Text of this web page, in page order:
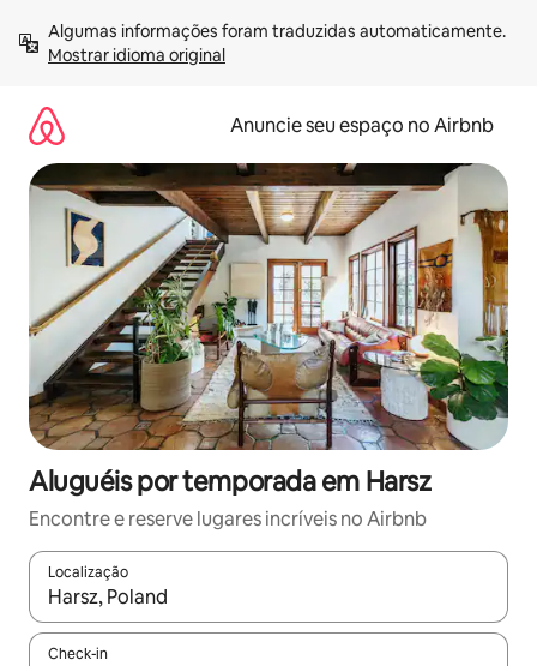
para
Mostrar idioma original
Anuncie seu espaço no Airbnb
Aluguéis por temporada em Harsz
Encontre e reserve lugares incríveis no Airbnb
Localização
Quando os resultados estiverem disponíveis, explore-os
Check-in